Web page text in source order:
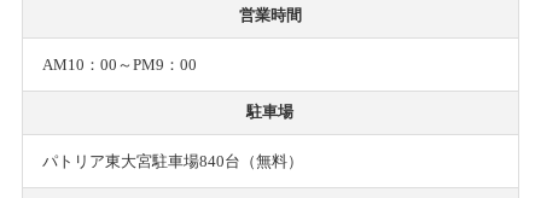
営業時間
AM10：00～PM9：00
駐車場
パトリア東大宮駐車場840台（無料）